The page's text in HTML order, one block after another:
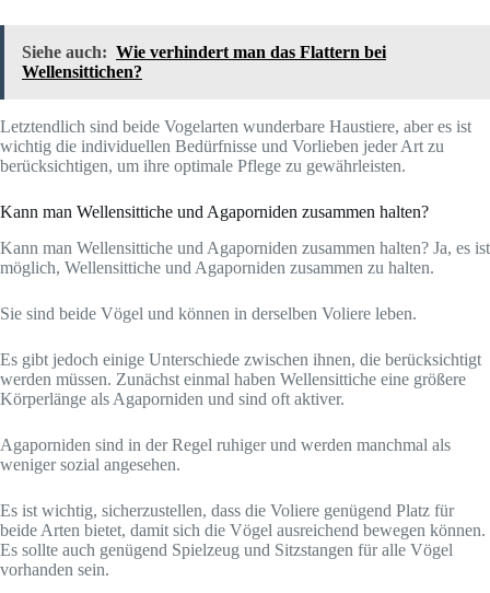
Siehe auch: Wie verhindert man das Flattern bei
Wellensittichen?
Letztendlich sind beide Vogelarten wunderbare Haustiere, aber es ist
wichtig die individuellen Bedürfnisse und Vorlieben jeder Art zu
berücksichtigen, um ihre optimale Pflege zu gewährleisten.
Kann man Wellensittiche und Agaporniden zusammen halten?
Kann man Wellensittiche und Agaporniden zusammen halten? Ja, es ist
möglich, Wellensittiche und Agaporniden zusammen zu halten.
Sie sind beide Vögel und können in derselben Voliere leben.
Es gibt jedoch einige Unterschiede zwischen ihnen, die berücksichtigt
werden müssen. Zunächst einmal haben Wellensittiche eine größere
Körperlänge als Agaporniden und sind oft aktiver.
Agaporniden sind in der Regel ruhiger und werden manchmal als
weniger sozial angesehen.
Es ist wichtig, sicherzustellen, dass die Voliere genügend Platz für
beide Arten bietet, damit sich die Vögel ausreichend bewegen können.
Es sollte auch genügend Spielzeug und Sitzstangen für alle Vögel
vorhanden sein.